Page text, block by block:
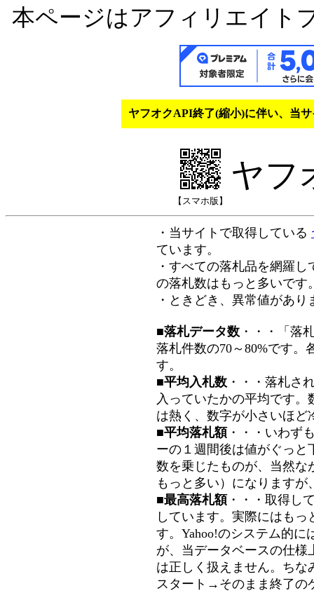
本ページはアフィリエイト
ヤフオクAPI終了(縮小)に伴い、当
【スマホ版】
ヤフ
・当サイトで取得している
ています。
・すべての落札品を網羅
の落札数はもっと多いです
・ときどき、異常値があ
■落札データ数 ・・・「落
落札件数の70～80%です。
す。
■平均入札数 ・・・落札さ
入っていたかの平均です
は熱く、数字が小さいほど
■平均落札額 ・・・いわず
ーの１週間後は値がぐっと
数を乗じたものが、当然な
もっと多い）になります
■最高落札額 ・・・取得し
しています。実際にはも
す。Yahoo!のシステム的に
が、当データベースの仕様
は正しく扱えません。ちな
スタート→そのまま終了の